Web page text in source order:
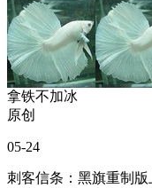
拿铁不加冰
原创
05-24
刺客信条：黑旗重制